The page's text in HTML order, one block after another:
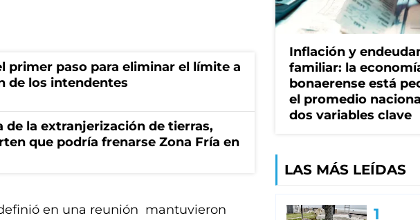
primer paso para eliminar el límite a
de los intendentes
de la extranjerización de tierras,
que podría frenarse Zona Fría en
en una reunión mantuvieron
Inflación y
familiar: la
bonaerense está
el promedio
dos variables clave
LAS MÁS LEÍDAS